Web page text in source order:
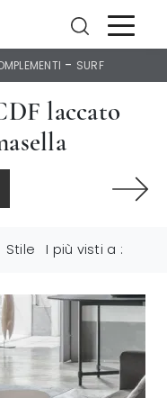
- SURF
laccato
Stile I più visti a :